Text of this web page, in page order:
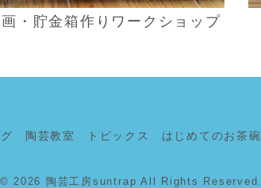
・貯金箱作りワークショップ
陶芸教室 トピックス はじめてのお茶碗
2026 陶芸工房suntrap All Rights Reserved.